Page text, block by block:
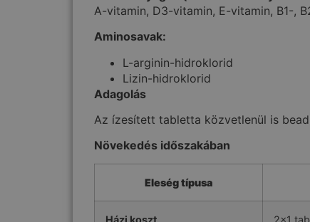
A-vitamin, D3-vitamin, E-vitamin, B1-,
Aminosavak:
L-arginin-hidroklorid
Lizin-hidroklorid
Adagolás
Az ízesített tabletta közvetlenül is
Növekedés időszakában
Eleség típusa
Házi koszt 2×1